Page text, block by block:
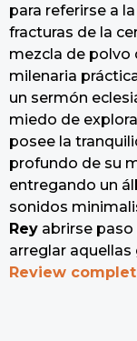
para referirse a
fracturas de la
mezcla de polvo
milenaria
un sermón
miedo de
posee la
profundo de su
entregando un
sonidos
Rey abrirse
arreglar aquellas
Review